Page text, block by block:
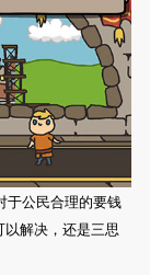
于公民合理的要钱
解决，还是三思